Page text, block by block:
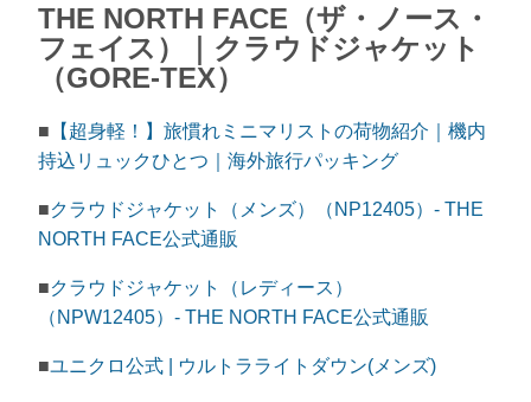
THE NORTH FACE（ザ・ノース・
フェイス）｜クラウドジャケット
（GORE-TEX）
■ 【超身軽！】旅慣れミニマリストの荷物紹介｜機内
持込リュックひとつ｜海外旅行パッキング
■クラウドジャケット（メンズ）（NP12405）- THE
NORTH FACE公式通販
■クラウドジャケット（レディース）
（NPW12405）- THE NORTH FACE公式通販
■ユニクロ公式 | ウルトラライトダウン(メンズ)